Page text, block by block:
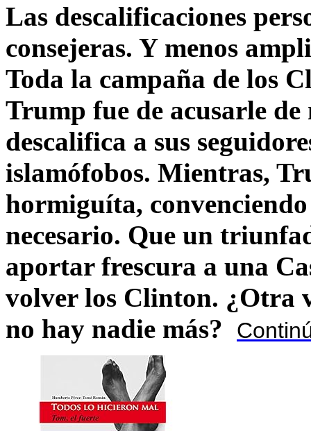
Las descalificaciones
consejeras. Y menos
Toda la campaña de los
Trump fue de acusarle
descalifica a sus
islamófobos. Mientras,
hormiguíta,
necesario. Que un
aportar frescura a una
volver los Clinton. ¿Otra
no hay nadie más?